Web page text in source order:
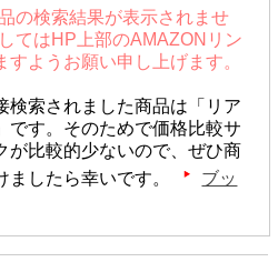
の検索結果が表示されませ
てはHP上部のAMAZONリン
ようお願い申し上げます。
索されました商品は「リア
です。そのためで価格比較サ
が比較的少ないので、ぜひ商
ましたら幸いです。
ブッ